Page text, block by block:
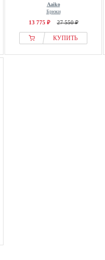
Aaiko
Брюки
13 775 ₽ 27 550 ₽
КУПИТЬ